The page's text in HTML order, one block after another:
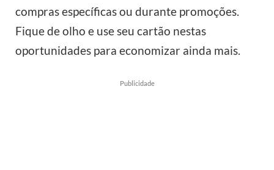
compras específicas ou durante promoções.
Fique de olho e use seu cartão nestas
oportunidades para economizar ainda mais.
Publicidade